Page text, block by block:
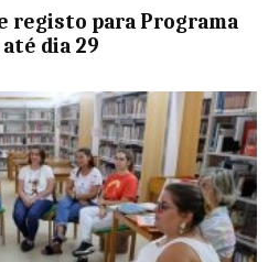
registo para Programa
dia 29